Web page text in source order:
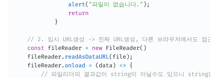
alert( "파일이 없습니다." ) ;
return
}
const fileReader = new FileReader( )
	fileReader
. readAsDataURL( file ) ;
	fileReader
. onload = (data ) => {
// 파일리더의 결과값이 string이 아닐수도 있으니 string일